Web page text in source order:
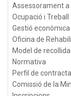
Assessorament a
Ocupació i Treball
Gestió
Oficina de
Model de
Normativa
Perfil de
Comissió de la